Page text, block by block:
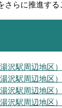
らに推進する
沢駅周辺地区
沢駅周辺地区
沢駅周辺地区
沢駅周辺地区